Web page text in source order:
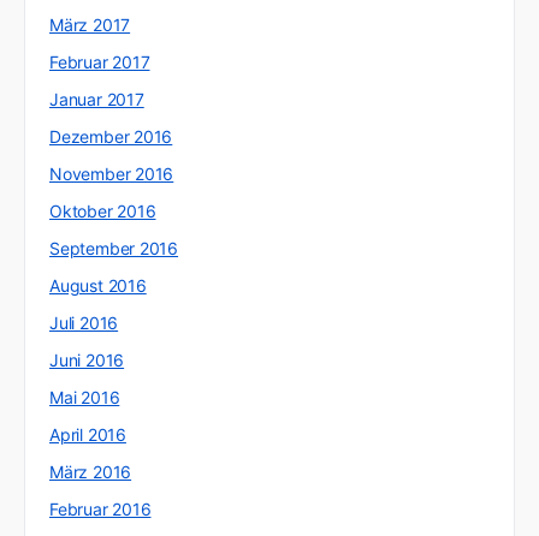
März 2017
Februar 2017
Januar 2017
Dezember 2016
November 2016
Oktober 2016
September 2016
August 2016
Juli 2016
Juni 2016
Mai 2016
April 2016
März 2016
Februar 2016